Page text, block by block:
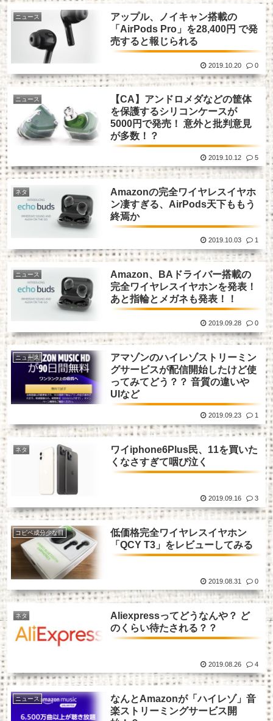
ニュース
アップル、ノイキャン搭載の
「AirPods Pro」を28,400円 で発
売すると報じられる
2019.10.20 0
ニュース
【CA】アンドロメダなどの筐体
を保護するシリコンケースが
5000円で発売！ 意外と批判意見
が多数！？
2019.10.12 5
ネタ
Amazonの完全ワイヤレスイヤホ
ン凄すぎる、AirPods天下ももう
終焉か
2019.10.03 1
ニュース
Amazon、BAドライバー搭載の
完全ワイヤレスイヤホンを発表！
あと指輪とメガネも発表！！
2019.09.28 0
ニュース
アマゾンのハイレゾストリーミン
グサービスが配信開始したけど使
ってみてどう？？ 音質の違いや
UIなど
2019.09.23 1
ネタ
ワイiphone6Plus民、11を買いた
くなさすぎて咽び泣く
2019.09.16 3
コピペ成分少な目
低価格完全ワイヤレスイヤホン
「QCY T3」をレビューしてみる
2019.08.31 0
ネタ
Aliexpressってどうなんや？ ど
のくらい待たされる？？
2019.08.26 4
ニュース
なんとAmazonが「ハイレゾ」音
楽ストリーミングサービス開